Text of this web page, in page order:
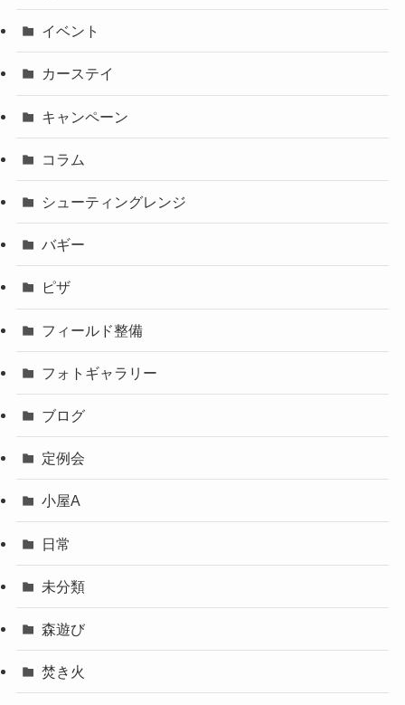
イベント
カーステイ
キャンペーン
コラム
シューティングレンジ
バギー
ピザ
フィールド整備
フォトギャラリー
ブログ
定例会
小屋A
日常
未分類
森遊び
焚き火